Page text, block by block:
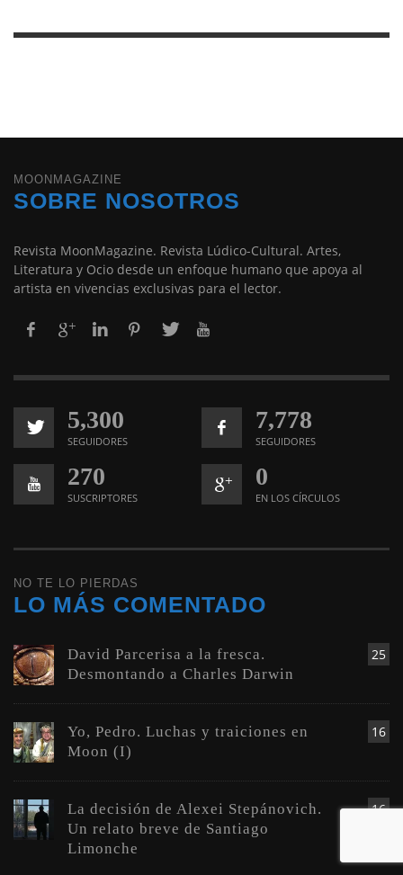
MOONMAGAZINE
SOBRE NOSOTROS
Revista MoonMagazine. Revista Lúdico-Cultural. Artes,
Literatura y Ocio desde un enfoque humano que apoya al
artista en vivencias exclusivas para el lector.
5,300
SEGUIDORES
7,778
SEGUIDORES
270
SUSCRIPTORES
0
EN LOS CÍRCULOS
NO TE LO PIERDAS
LO MÁS COMENTADO
25
David Parcerisa a la fresca.
Desmontando a Charles Darwin
16
Yo, Pedro. Luchas y traiciones en
Moon (I)
16
La decisión de Alexei Stepánovich.
Un relato breve de Santiago
Limonche